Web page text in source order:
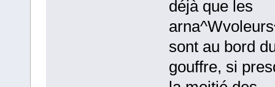
déjà que les
sont au bord
gouffre, si